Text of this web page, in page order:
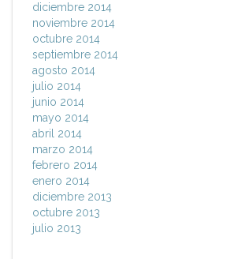
diciembre 2014
noviembre 2014
octubre 2014
septiembre 2014
agosto 2014
julio 2014
junio 2014
mayo 2014
abril 2014
marzo 2014
febrero 2014
enero 2014
diciembre 2013
octubre 2013
julio 2013